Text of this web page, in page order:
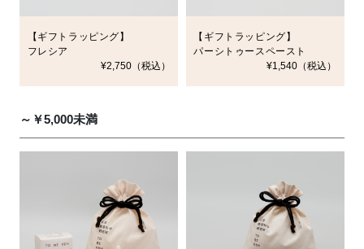
【ギフトラッピング】
フレシア
¥2,750（税込）
【ギフトラッピング】
パーシトゥースペースト
¥1,540（税込）
～￥5,000未満